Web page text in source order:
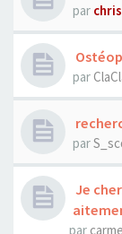
par chris
par
par
Je
par